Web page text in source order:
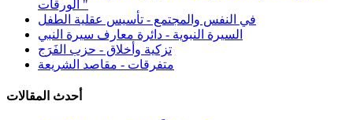
الورقات "
في النفس والمجتمع - تأسيس عقلية الطفل
السيرة النبوية - دائرة معارف سيرة النبي
تزكية وأخلاق - حزب الفَرَج
متفرقات - مقاصد الشريعة
أحدث المقالات